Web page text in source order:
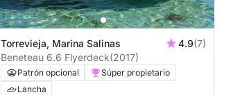
Torrevieja, Marina Salinas 4.9(7)
Beneteau 6.6 Flyerdeck(2017)
Patrón opcional
Súper propietario
Lancha